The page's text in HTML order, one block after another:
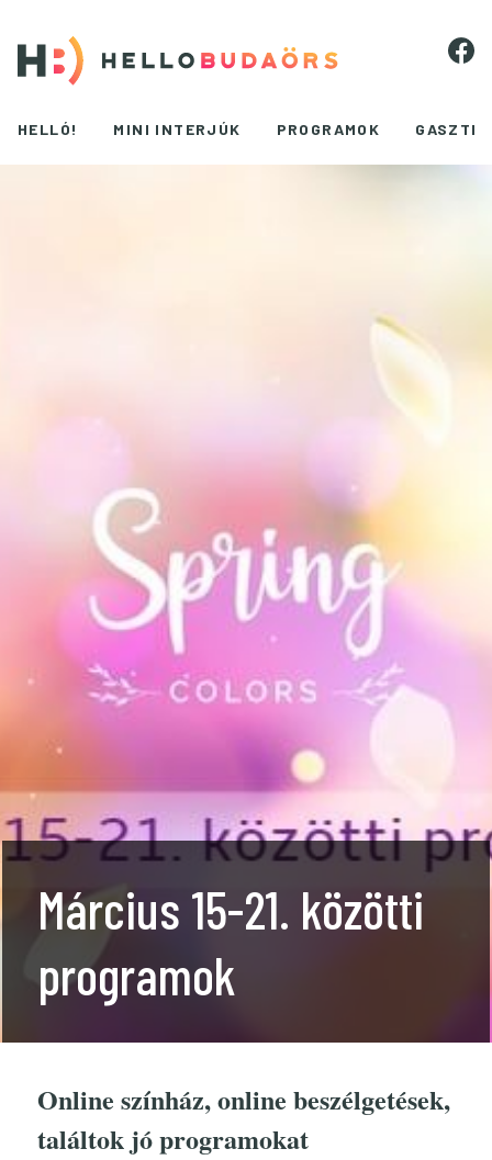
HELLÓ! MINI INTERJÚK PROGRAMOK
Március 15-21. közötti
programok
Online színház, online beszélgetések,
találtok jó programokat